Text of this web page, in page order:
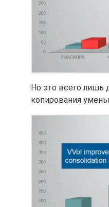
Но это всего лишь
копирования